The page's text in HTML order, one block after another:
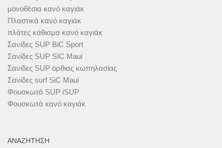
μονοθέσια κανό καγιάκ
Πλαστικά κανό καγιάκ
πλάτες κάθισμα κανό καγιάκ
Σανίδες SUP BiC Sport
Σανίδες SUP SIC Maui
Σανίδες SUP όρθιας κωπηλασίας
Σανίδες surf SiC Maui
Φουσκωτά SUP iSUP
Φουσκωτά κανό καγιάκ
ΑΝΑΖΉΤΗΣΗ